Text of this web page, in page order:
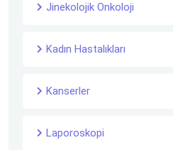
Jinekolojik Onkoloji
Kadın Hastalıkları
Kanserler
Laporoskopi